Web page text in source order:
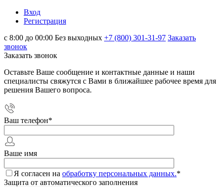
Вход
Регистрация
с 8:00 до 00:00 Без выходных +7 (800) 301-31-97 Заказать
звонок
Заказать звонок
Оставьте Ваше сообщение и контактные данные и наши
специалисты свяжутся с Вами в ближайшее рабочее время для
решения Вашего вопроса.
Ваш телефон*
Ваше имя
Я согласен на обработку персональных данных.*
Защита от автоматического заполнения